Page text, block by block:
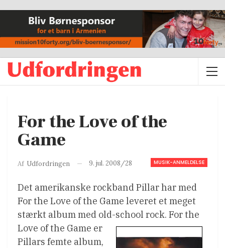
For the Love of the
Game
MUSIK-ANMELDELSE
Af Udfordringen 9. jul. 2008/28
Det amerikanske rockband Pillar har med
For the Love of the Game leveret et meget
stærkt album med old-school rock. For the
Love of the Game er
Pillars femte album,